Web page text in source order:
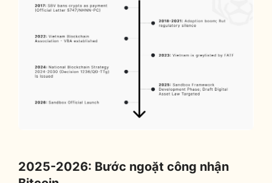
2025-2026: Bước ngoặt công nhận